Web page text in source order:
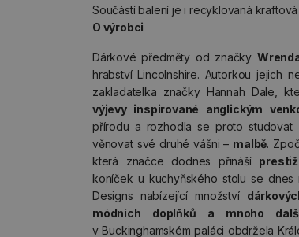
Součástí balení je i recyklovaná kraftová
O výrobci
Dárkové předměty od značky
hrabství Lincolnshire. Autorkou jejich
zakladatelka značky Hannah Dale,
výjevy inspirované anglickým
přírodu a rozhodla se proto studovat
věnovat své druhé vášni – malbě.
která značce dodnes přináší
koníček u kuchyňského stolu se
Designs nabízející množství
módních doplňků a mnoho
v Buckinghamském paláci obdržela